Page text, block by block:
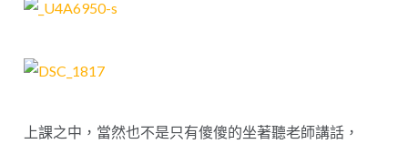
上課之中，當然也不是只有傻傻的坐著聽老師講話，